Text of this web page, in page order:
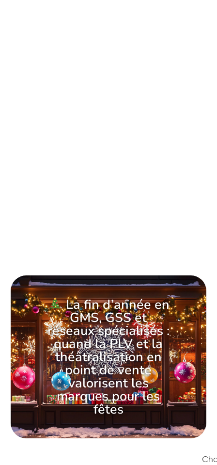
La fin d’année en
GMS, GSS et
réseaux spécialisés :
quand la PLV et la
théâtralisation en
point de vente
valorisent les
marques pour les
fêtes